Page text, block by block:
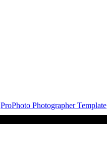
ProPhoto Photographer Template